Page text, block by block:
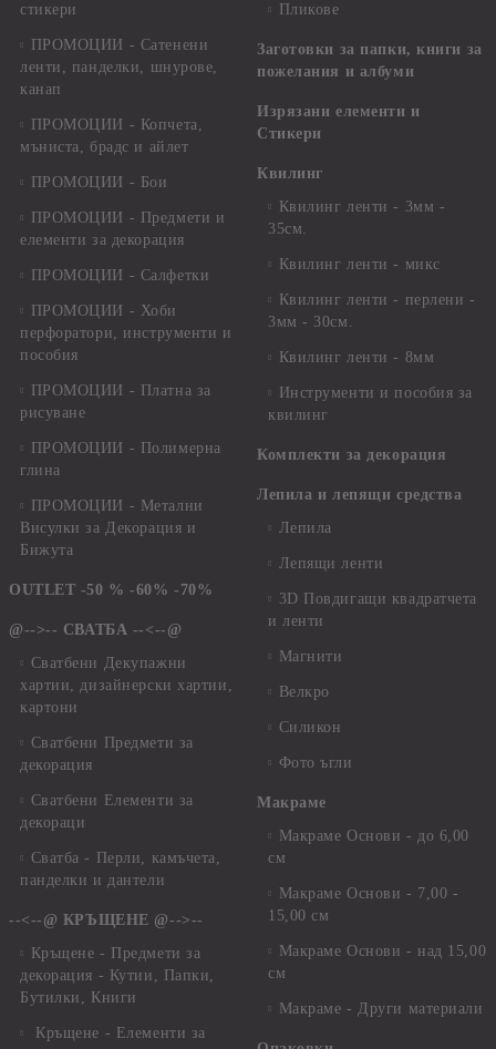
стикери
ПРОМОЦИИ - Сатенени
ленти, панделки, шнурове,
канап
ПРОМОЦИИ - Копчета,
мъниста, брадс и айлет
ПРОМОЦИИ - Бои
ПРОМОЦИИ - Предмети и
елементи за декорация
ПРОМОЦИИ - Салфетки
ПРОМОЦИИ - Хоби
перфоратори, инструменти и
пособия
ПРОМОЦИИ - Платна за
рисуване
ПРОМОЦИИ - Полимерна
глина
ПРОМОЦИИ - Метални
Висулки за Декорация и
Бижута
OUTLET -50 % -60% -70%
@-->-- СВАТБА --<--@
Сватбени Декупажни
хартии, дизайнерски хартии,
картони
Сватбени Предмети за
декорация
Сватбени Елементи за
декораци
Сватба - Перли, камъчета,
панделки и дантели
--<--@ КРЪЩЕНЕ @-->--
Кръщене - Предмети за
декорация - Кутии, Папки,
Бутилки, Книги
Кръщене - Елементи за
Пликове
Заготовки за папки, книги за
пожелания и албуми
Изрязани елементи и
Стикери
Квилинг
Квилинг ленти - 3мм -
35см.
Квилинг ленти - микс
Квилинг ленти - перлени -
3мм - 30см.
Квилинг ленти - 8мм
Инструменти и пособия за
квилинг
Комплекти за декорация
Лепила и лепящи средства
Лепила
Лепящи ленти
3D Повдигащи квадратчета
и ленти
Магнити
Велкро
Силикон
Фото ъгли
Макраме
Макраме Основи - до 6,00
см
Макраме Основи - 7,00 -
15,00 см
Макраме Основи - над 15,00
см
Макраме - Други материали